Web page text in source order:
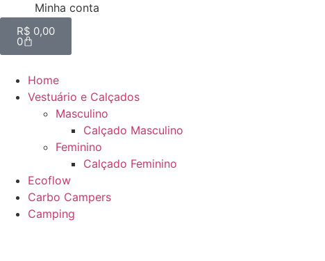
Minha conta
R$ 0,00
0
Home
Vestuário e Calçados
Masculino
Calçado Masculino
Feminino
Calçado Feminino
Ecoflow
Carbo Campers
Camping